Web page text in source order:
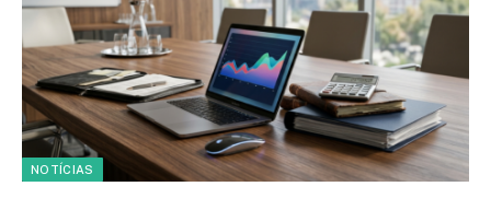
NOTÍCIAS